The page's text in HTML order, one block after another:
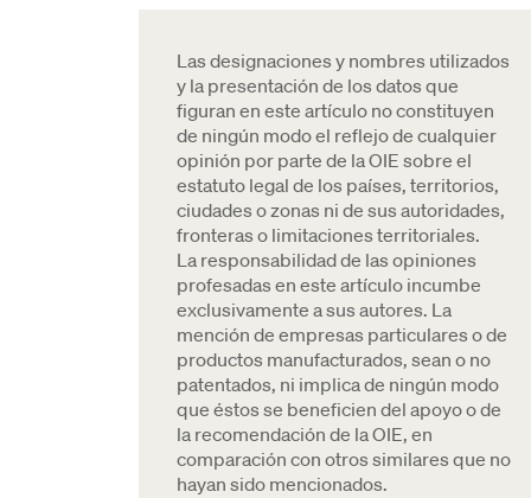
Las designaciones y nombres utilizados
y la presentación de los datos que
figuran en este artículo no constituyen
de ningún modo el reflejo de cualquier
opinión por parte de la OIE sobre el
estatuto legal de los países, territorios,
ciudades o zonas ni de sus autoridades,
fronteras o limitaciones territoriales.
La responsabilidad de las opiniones
profesadas en este artículo incumbe
exclusivamente a sus autores. La
mención de empresas particulares o de
productos manufacturados, sean o no
patentados, ni implica de ningún modo
que éstos se beneficien del apoyo o de
la recomendación de la OIE, en
comparación con otros similares que no
hayan sido mencionados.